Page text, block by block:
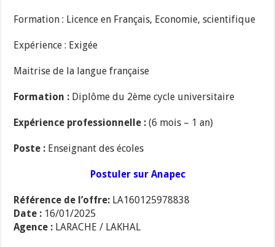
Formation : Licence en Français, Economie, scientifique
Expérience : Exigée
Maitrise de la langue française
Formation : Diplôme du 2ème cycle universitaire
Expérience professionnelle :(6 mois – 1 an)
Poste : Enseignant des écoles
Postuler sur Anapec
Référence de l’offre: LA160125978838
Date : 16/01/2025
Agence : LARACHE / LAKHAL